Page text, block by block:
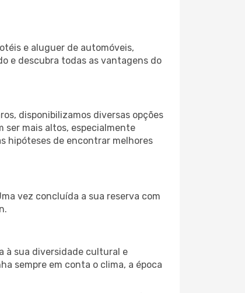
e aluguer de automóveis,
e descubra todas as vantagens do
disponibilizamos diversas opções
ser mais altos, especialmente
hipóteses de encontrar melhores
vez concluída a sua reserva com
à sua diversidade cultural e
sempre em conta o clima, a época